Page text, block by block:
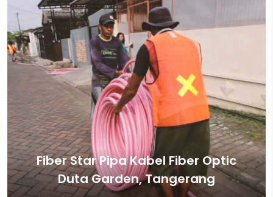
Fiber Star Pipa Kabel Fiber Optic
Duta Garden, Tangerang